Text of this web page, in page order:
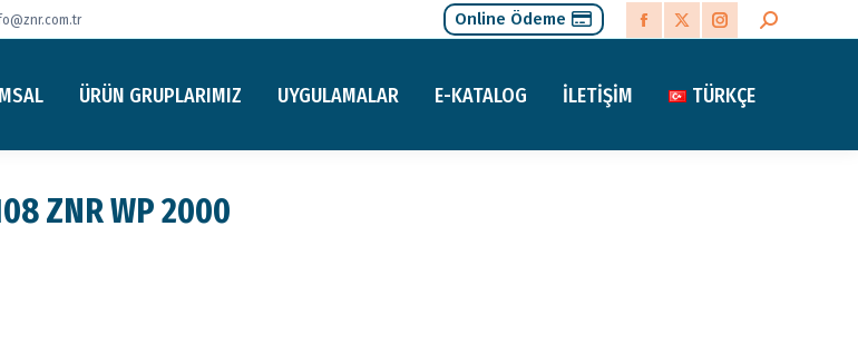
Online Ödeme
Facebook
opens
X
opens
Instagram
opens
Search:
ÜRÜN GRUPLARIMIZ UYGULAMALAR E-KATALOG İLETIŞIM TÜRKÇE
ZNR WP 2000